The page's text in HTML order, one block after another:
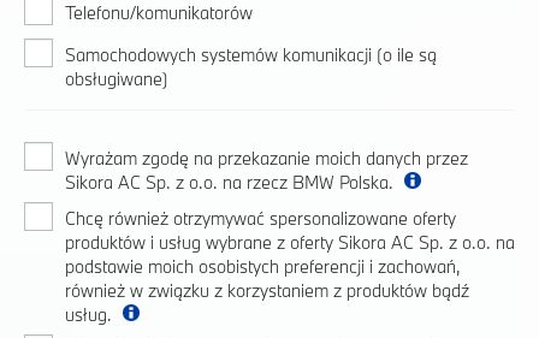
Telefonu/komunikatorów
Samochodowych systemów komunikacji (o ile są
obsługiwane)
Wyrażam zgodę na przekazanie moich danych przez
Sikora AC Sp. z o.o. na rzecz BMW Polska.
Chcę również otrzymywać spersonalizowane oferty
produktów i usług wybrane z oferty Sikora AC Sp. z o.o. na
podstawie moich osobistych preferencji i zachowań,
również w związku z korzystaniem z produktów bądź
usług.